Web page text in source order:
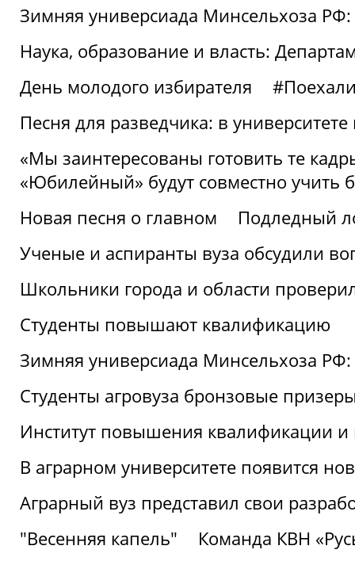
Зимняя универсиада Минсельхоза
Наука, образование и власть:
День молодого избирателя
Песня для разведчика: в
«Мы заинтересованы готовить те
«Юбилейный» будут совместно учить
Новая песня о главном
Подледный
Ученые и аспиранты вуза обсудили
Школьники города и области
Студенты повышают квалификацию
Зимняя универсиада Минсельхоза
Студенты агровуза бронзовые
Институт повышения квалификации и
В аграрном университете появится
Аграрный вуз представил свои
"Весенняя капель"
Команда КВН